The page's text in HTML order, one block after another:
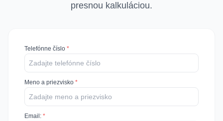
presnou kalkuláciou.
Telefónne číslo *
Meno a priezvisko *
Email : *